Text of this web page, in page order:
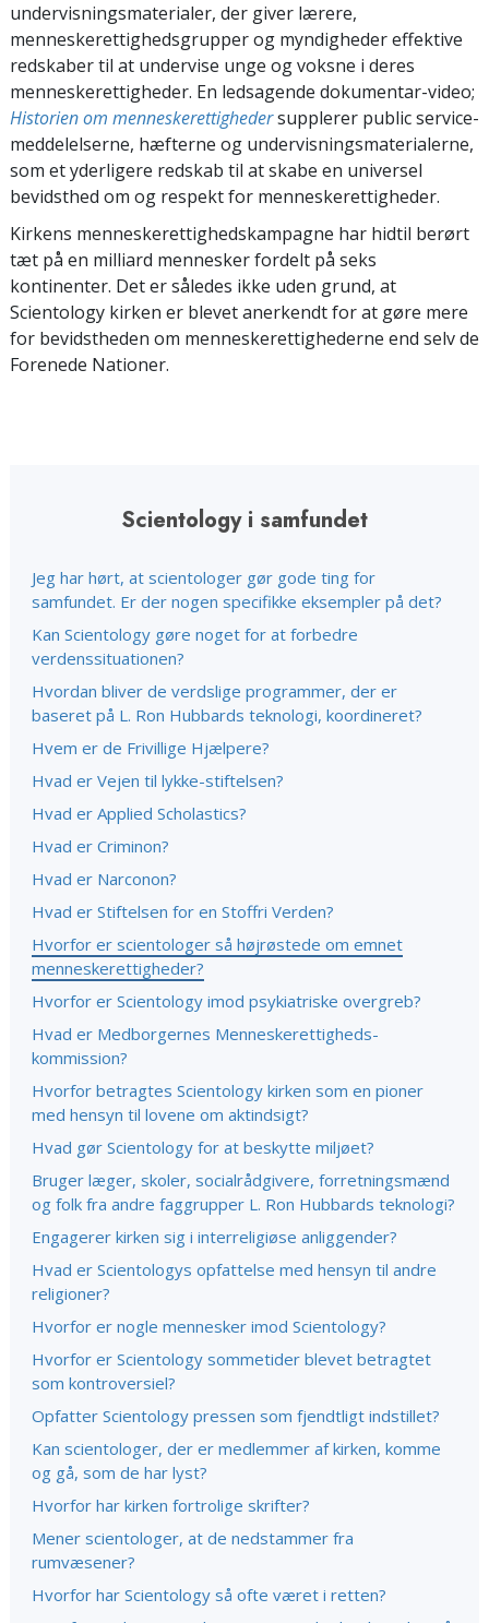
undervisningsmaterialer, der giver lærere,
menneskerettighedsgrupper og myndigheder effektive
redskaber til at undervise unge og voksne i deres
menneskerettigheder. En ledsagende dokumentar-video;
Historien om menneskerettighedersupplerer public service-
meddelelserne, hæfterne og undervisningsmaterialerne,
som et yderligere redskab til at skabe en universel
bevidsthed om og respekt for menneskerettigheder.
Kirkens menneskerettighedskampagne har hidtil berørt
tæt på en milliard mennesker fordelt på seks
kontinenter. Det er således ikke uden grund, at
Scientology kirken er blevet anerkendt for at gøre mere
for bevidstheden om menneskerettighederne end selv de
Forenede Nationer.
Scientology i samfundet
Jeg har hørt, at scientologer gør gode ting for
samfundet. Er der nogen specifikke eksempler på det?
Kan Scientology gøre noget for at forbedre
verdenssituationen?
Hvordan bliver de verdslige programmer, der er
baseret på L. Ron Hubbards teknologi, koordineret?
Hvem er de Frivillige Hjælpere?
Hvad er Vejen til lykke-stiftelsen?
Hvad er Applied Scholastics?
Hvad er Criminon?
Hvad er Narconon?
Hvad er Stiftelsen for en Stoffri Verden?
Hvorfor er scientologer så højrøstede om emnet
menneskerettigheder?
Hvorfor er Scientology imod psykiatriske overgreb?
Hvad er Medborgernes Menneskerettigheds­
kommission?
Hvorfor betragtes Scientology kirken som en pioner
med hensyn til lovene om aktindsigt?
Hvad gør Scientology for at beskytte miljøet?
Bruger læger, skoler, socialrådgivere, forretningsmænd
og folk fra andre faggrupper L. Ron Hubbards teknologi?
Engagerer kirken sig i interreligiøse anliggender?
Hvad er Scientologys opfattelse med hensyn til andre
religioner?
Hvorfor er nogle mennesker imod Scientology?
Hvorfor er Scientology sommetider blevet betragtet
som kontroversiel?
Opfatter Scientology pressen som fjendtligt indstillet?
Kan scientologer, der er medlemmer af kirken, komme
og gå, som de har lyst?
Hvorfor har kirken fortrolige skrifter?
Mener scientologer, at de nedstammer fra
rumvæsener?
Hvorfor har Scientology så ofte været i retten?